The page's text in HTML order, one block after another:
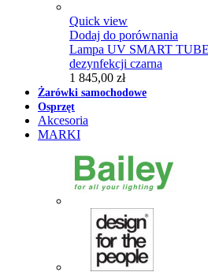
Quick view
Dodaj do porównania
Lampa UV SMART
dezynfekcji czarna
1 845,00 zł
Żarówki samochodowe
Osprzęt
Akcesoria
MARKI